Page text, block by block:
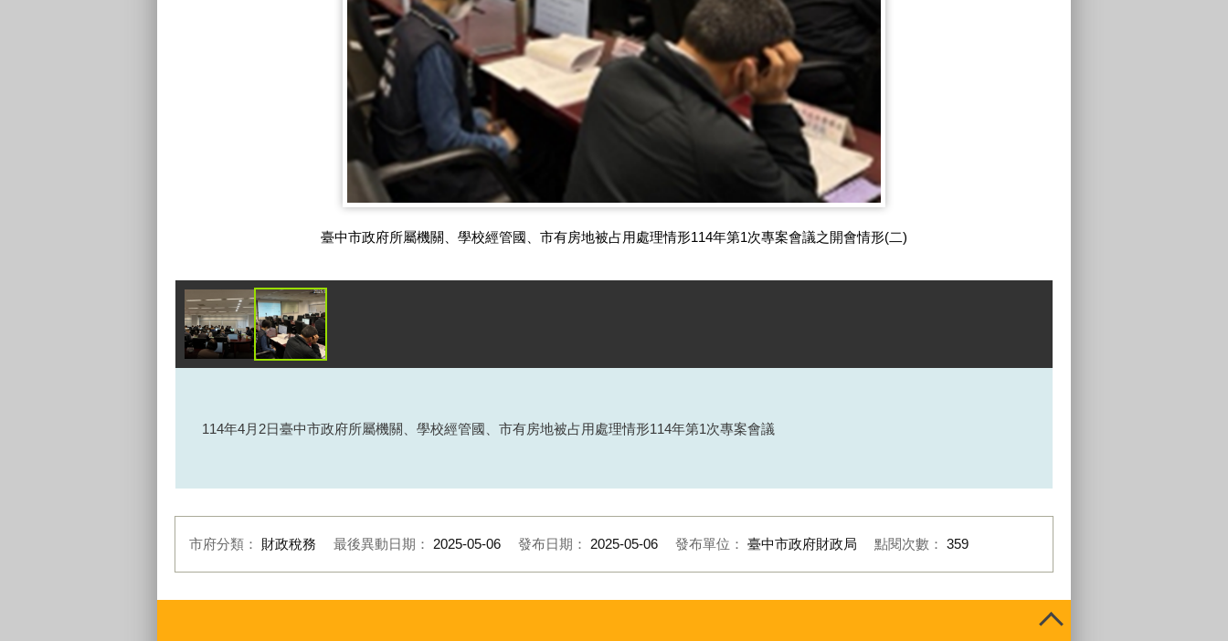
臺中市政府所屬機關、學校經管國、市有房地被占用處理情形114年第1次專案會議之開會情形(二)
114年4月 2日臺中市政府所屬機關、學校經管國、市有房地被占用處理情形114年第1次專案會議
市府分類： 財政稅務 最後異動日期： 2025-05-06 發布日期： 2025-05-06 發布單位： 臺中市政府財政局 點閱次數： 359